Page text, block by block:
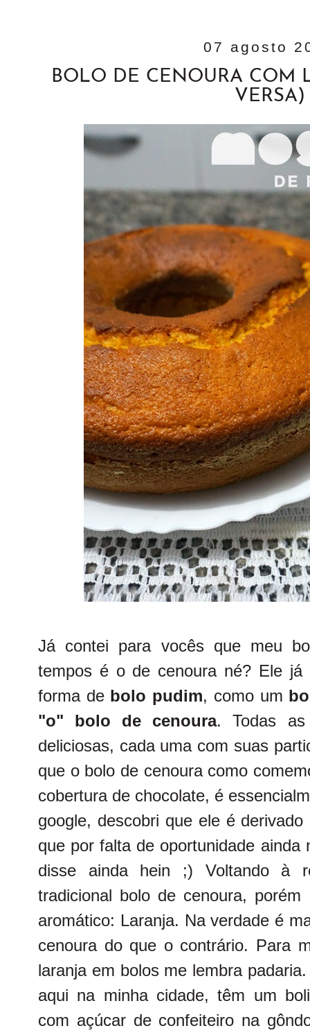
07 agosto
BOLO DE CENOURA COM
VERSA)
Já contei para vocês que meu
tempos é o de cenoura né? Ele já
forma de bolo pudim, como um
"o" bolo de cenoura. Todas as
deliciosas, cada uma com suas
que o bolo de cenoura como
cobertura de chocolate, é
google, descobri que ele é
que por falta de oportunidade ainda
disse ainda hein ;) Voltando à
tradicional bolo de cenoura,
aromático: Laranja. Na verdade é
cenoura do que o contrário. Para
laranja em bolos me lembra
aqui na minha cidade, têm um
com açúcar de confeiteiro na